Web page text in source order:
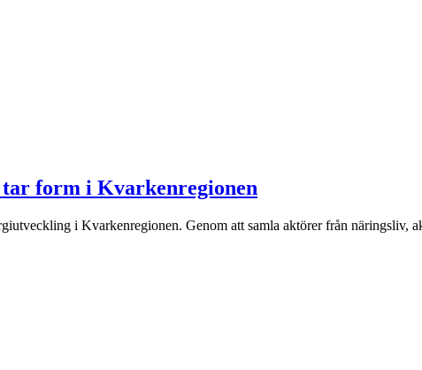
form i Kvarkenregionen
i Kvarkenregionen. Genom att samla aktörer från näringsliv,